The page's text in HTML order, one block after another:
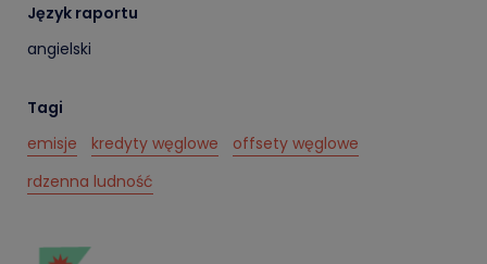
Język raportu
angielski
Tagi
emisje
kredyty węglowe
offsety węglowe
rdzenna ludność